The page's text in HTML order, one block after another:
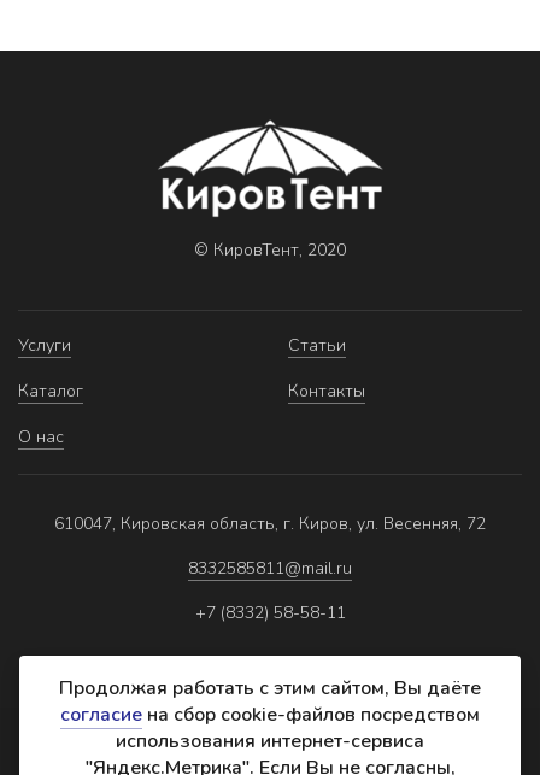
© КировТент, 2020
Услуги
Каталог
О нас
Статьи
Контакты
610047, Кировская область, г. Киров, ул. Весенняя, 72
8332585811@mail.ru
+7 (8332) 58-58-11
Политика обработки персональных данных
Продолжая работать с этим сайтом, Вы даёте
согласие на сбор cookie-файлов посредством
использования интернет-сервиса
"Яндекс.Метрика". Если Вы не согласны,